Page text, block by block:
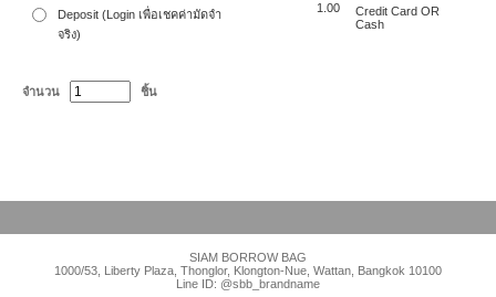
Deposit (Login เพื่อเชคค่ามัดจำ
จริง)
1.00
Credit Card OR
Cash
จำนวน ชิ้น
SIAM BORROW BAG
1000/53, Liberty Plaza, Thonglor, Klongton-Nue, Wattan, Bangkok 10100
Line ID: @sbb_brandname